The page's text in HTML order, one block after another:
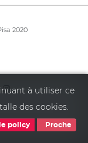
2020
à utiliser ce
des cookies.
policy Proche